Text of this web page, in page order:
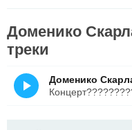
Доменико
треки
Доменико